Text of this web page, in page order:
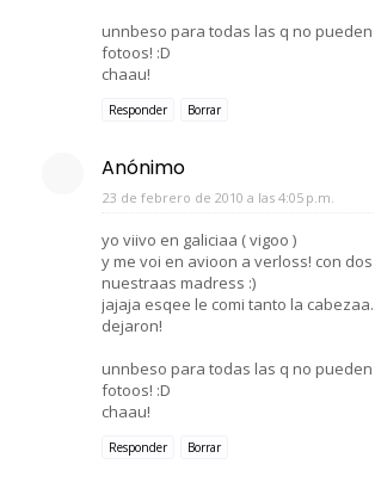
unnbeso para todas las q no pueden
fotoos! :D
chaau!
Responder Borrar
Anónimo
23 de febrero de 2010 a las 4:05 p.m.
yo viivo en galiciaa ( vigoo )
y me voi en avioon a verloss! con
nuestraas madress :)
jajaja esqee le comi tanto la
dejaron!
unnbeso para todas las q no pueden
fotoos! :D
chaau!
Responder Borrar